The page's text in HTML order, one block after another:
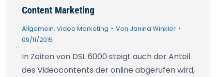
Content Marketing
Allgemein, Video Marketing Von Janina Winkler
09/11/2015
In Zeiten von DSL 6000 steigt auch der Anteil
des Videocontents der online abgerufen wird,